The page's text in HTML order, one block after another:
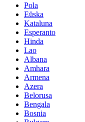
Pola
Eŭska
Kataluna
Esperanto
Hinda
Lao
Albana
Amhara
Armena
Azera
Belorusa
Bengala
Bosnia